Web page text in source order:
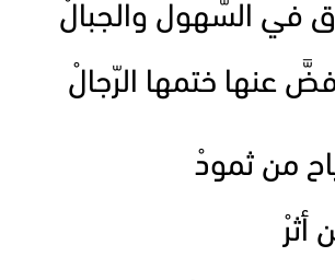
في السّهول والجبالْ
عنها ختمها الرّجالْ
من ثمودْ
أثرْ